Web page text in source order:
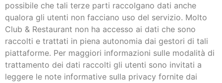
possibile che tali terze parti raccolgano dati anche
qualora gli utenti non facciano uso del servizio. Molto
Club & Restaurant non ha accesso ai dati che sono
raccolti e trattati in piena autonomia dai gestori di tali
piattaforme. Per maggiori informazioni sulle modalità di
trattamento dei dati raccolti gli utenti sono invitati a
leggere le note informative sulla privacy fornite dai